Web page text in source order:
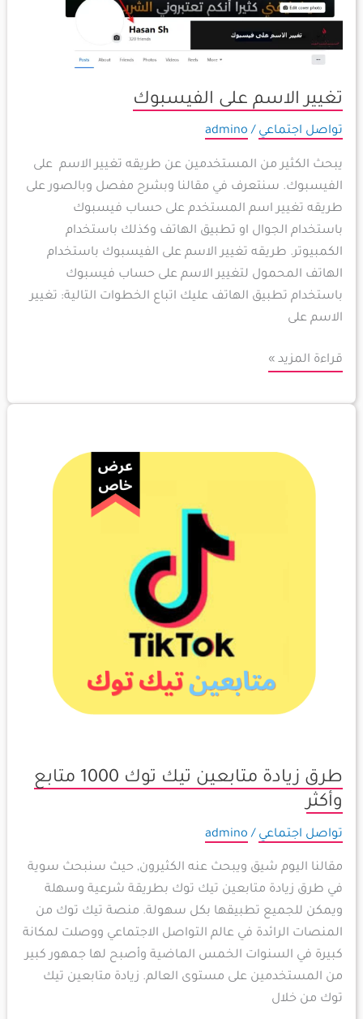
تغيير الاسم على الفيسبوك
تواصل اجتماعي /
admino
يبحث الكثير من المستخدمين عن طريقه تغيير الاسم على
الفيسبوك. سنتعرف في مقالنا وبشرح مفصل وبالصور على
طريقه تغيير اسم المستخدم على حساب فيسبوك
باستخدام الجوال او تطبيق الهاتف وكذلك باستخدام
الكمبيوتر. طريقه تغيير الاسم على الفيسبوك باستخدام
الهاتف المحمول لتغيير الاسم على حساب فيسبوك
باستخدام تطبيق الهاتف عليك اتباع الخطوات التالية: تغيير
الاسم على
قراءة المزيد »
طرق زيادة متابعين تيك توك 1000 متابع
وأكثر
تواصل اجتماعي /
admino
مقالنا اليوم شيق ويبحث عنه الكثيرون, حيث سنبحث سوية
في طرق زيادة متابعين تيك توك بطريقة شرعية وسهلة
ويمكن للجميع تطبيقها بكل سهولة. منصة تيك توك من
المنصات الرائدة في عالم التواصل الاجتماعي ووصلت لمكانة
كبيرة في السنوات الخمس الماضية وأصبح لها جمهور كبير
من المستخدمين على مستوى العالم. زيادة متابعين تيك
توك من خلال
متابعين